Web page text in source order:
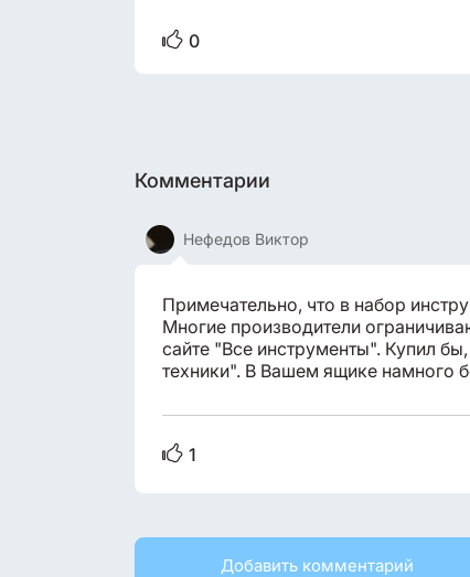
0
Комментарии
Нефедов Виктор
Примечательно, что в набор
Многие производители
сайте "Все инструменты". Купил
техники". В Вашем ящике намного
1
Добавить комментарий